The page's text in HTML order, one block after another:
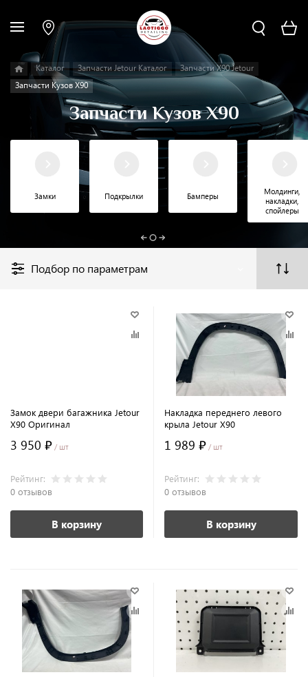
Каталог Запчасти Jetour Каталог
Запчасти X90 Jetour
Запчасти Кузов X90
Запчасти Кузов X90
Замки Подкрылки Бамперы
Молдинги,
накладки,
спойлеры
Подбор по параметрам
Замок двери багажника Jetour
X90 Оригинал
3 950 ₽ / шт
Рейтинг:
0 отзывов
В корзину
Накладка переднего левого
крыла Jetour X90
1 989 ₽ / шт
Рейтинг:
0 отзывов
В корзину